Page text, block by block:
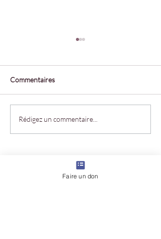
𝗣𝗥𝗢𝗧𝗘𝗚𝗘𝗥 𝗘𝗦𝗧 𝗨𝗡
𝗖𝗛𝗢𝗜𝗫
Commentaires
Rédigez un commentaire...
Faire un don